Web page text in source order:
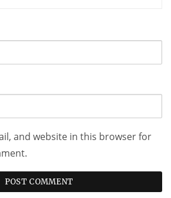
and website in this browser for